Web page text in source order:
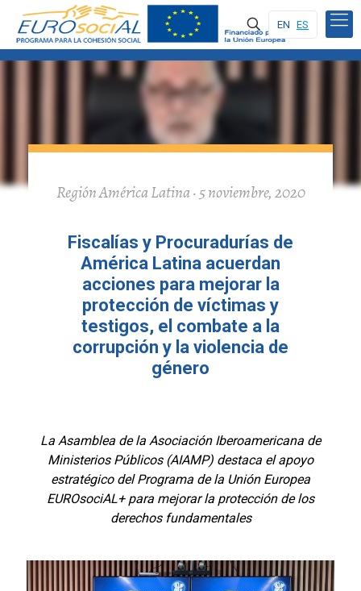
EN ES
Región América Latina · 5 noviembre, 2020
Fiscalías y Procuradurías de
América Latina acuerdan
acciones para mejorar la
protección de víctimas y
testigos, el combate a la
corrupción y la violencia de
género
La Asamblea de la Asociación Iberoamericana de
Ministerios Públicos (AIAMP) destaca el apoyo
estratégico del Programa de la Unión Europea
EUROsociAL+ para mejorar la protección de los
derechos fundamentales